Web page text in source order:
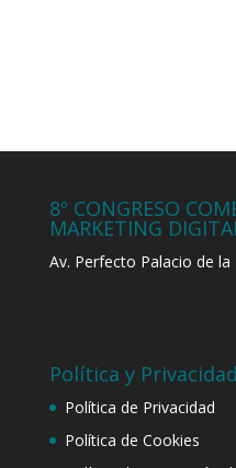
8º CONGRESO
MARKETING
Av. Perfecto Palacio de
Política y Privacidad
Política de Privacidad
Política de Cookies